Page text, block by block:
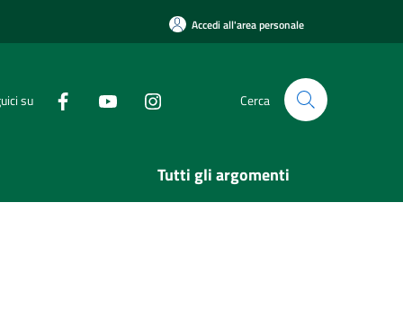
Accedi all'area personale
su Cerca
Tutti gli argomenti